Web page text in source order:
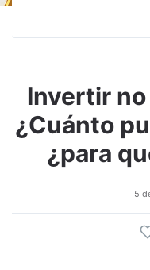
Invertir
¿Cuánto
¿para
5